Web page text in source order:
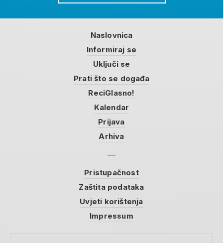
Naslovnica
Informiraj se
Uključi se
Prati što se događa
ReciGlasno!
Kalendar
Prijava
Arhiva
Pristupačnost
Zaštita podataka
Uvjeti korištenja
Impressum